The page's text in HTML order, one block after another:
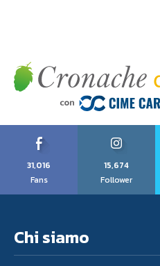
31,016
Fans
15,674
Follower
Chi siamo